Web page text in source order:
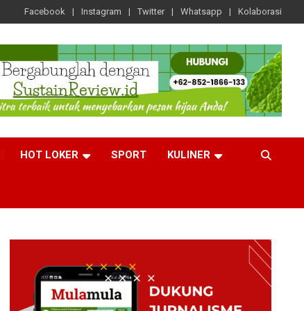
Facebook Instagram Twitter Whatsapp Kolaborasi
HOT LOKER SPORT KULINER